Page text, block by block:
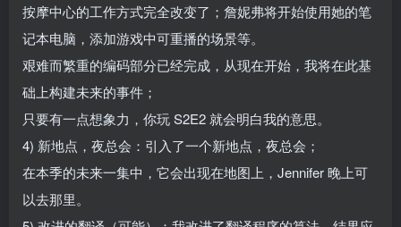
按摩中心的工作方式完全改变了；詹妮弗将开始使用她的笔
记本电脑，添加游戏中可重播的场景等。
艰难而繁重的编码部分已经完成，从现在开始，我将在此基
础上构建未来的事件；
只要有一点想象力，你玩 S2E2 就会明白我的意思。
4) 新地点，夜总会：引入了一个新地点，夜总会；
在本季的未来一集中，它会出现在地图上，Jennifer 晚上可
以去那里。